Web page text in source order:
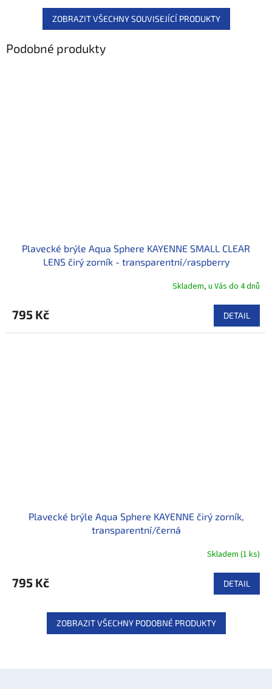
ZOBRAZIT VŠECHNY SOUVISEJÍCÍ PRODUKTY
Podobné produkty
Plavecké brýle Aqua Sphere KAYENNE SMALL CLEAR
LENS čirý zorník - transparentní/raspberry
Skladem, u Vás do 4 dnů
795 Kč DETAIL
Plavecké brýle Aqua Sphere KAYENNE čirý zorník,
transparentní/černá
Skladem (1 ks)
795 Kč DETAIL
ZOBRAZIT VŠECHNY PODOBNÉ PRODUKTY